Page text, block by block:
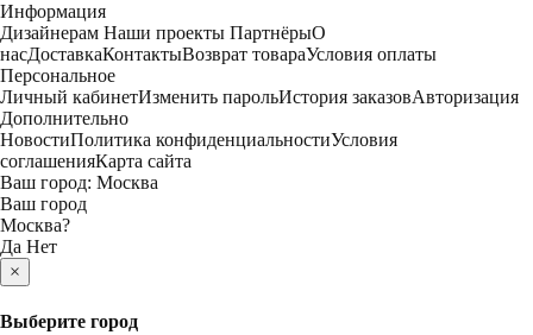
Информация
Дизайнерам Наши проекты ПартнёрыО
насДоставкаКонтактыВозврат товараУсловия оплаты
Персональное
Личный кабинетИзменить парольИстория заказовАвторизация
Дополнительно
НовостиПолитика конфиденциальностиУсловия
соглашенияКарта сайта
Ваш город: Москва
Ваш город
Москва?
Да Нет
×
Выберите город